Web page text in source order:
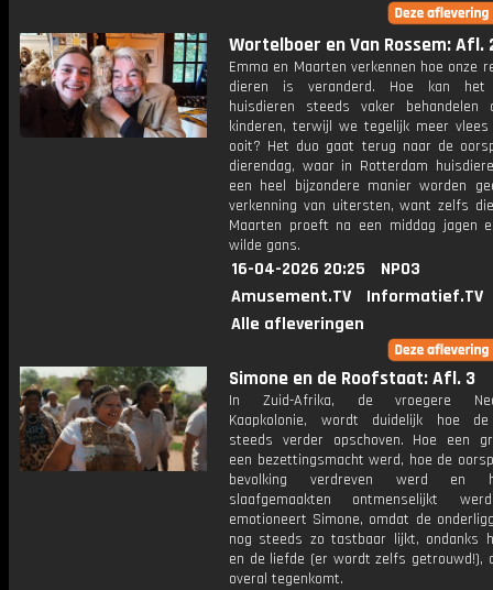
Wortelboer en Van Rossem: Afl.
Emma en Maarten verkennen hoe onze
dieren is veranderd. Hoe kan
huisdieren steeds vaker behandelen
kinderen, terwijl we tegelijk meer
ooit? Het duo gaat terug naar de
dierendag, waar in Rotterdam
een heel bijzondere manier worden
verkenning van uitersten, want zelfs
Maarten proeft na een middag jagen
wilde gans.
16-04-2026 20:25
NPO3
Amusement.TV
Informatief.TV
Alle afleveringen
Simone en de Roofstaat: Afl. 3
In Zuid-Afrika, de vroegere
Kaapkolonie, wordt duidelijk hoe
steeds verder opschoven. Hoe een
een bezettingsmacht werd, hoe de
bevolking verdreven werd en
slaafgemaakten ontmenselijkt
emotioneert Simone, omdat de
nog steeds zo tastbaar lijkt, ondanks
en de liefde (er wordt zelfs getrouwd!),
overal tegenkomt.